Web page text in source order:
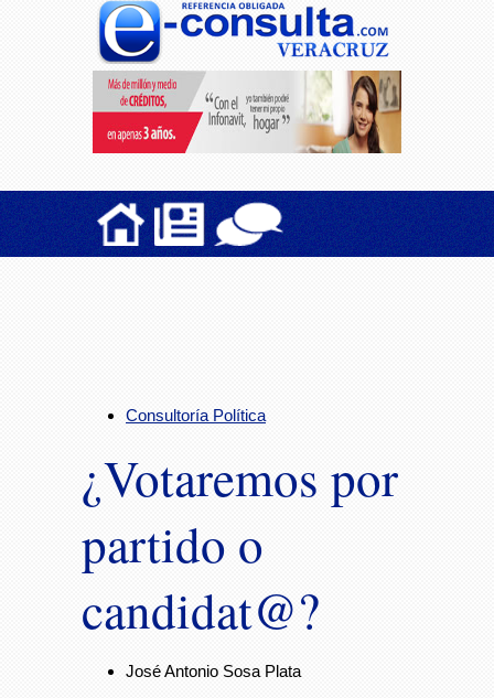
Consultoría Política
¿Votaremos por
partido o
candidat@?
José Antonio Sosa Plata